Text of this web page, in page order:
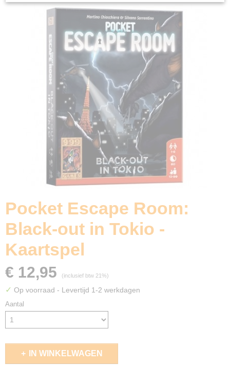
Pocket Escape Room:
Black-out in Tokio -
Kaartspel
€ 12,95 (inclusief btw 21%)
✓ Op voorraad - Levertijd 1-2 werkdagen
Aantal
IN WINKELWAGEN